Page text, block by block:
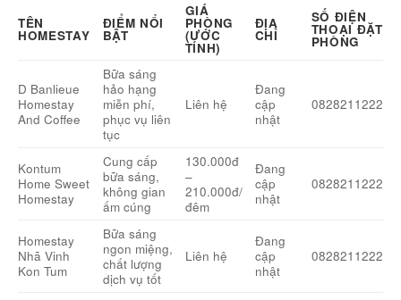
TÊN
HOMESTAY
ĐIỂM NỔI
BẬT
GIÁ
PHÒNG
(ƯỚC
TÍNH)
ĐỊA
CHỈ
SỐ ĐIỆN
THOẠI ĐẶT
PHÒNG
D Banlieue
Homestay
And Coffee
Bữa sáng
hảo hạng
miễn phí,
phục vụ liên
tục
Liên hệ
Đang
cập
nhật
0828211222
Kontum
Home Sweet
Homestay
Cung cấp
bữa sáng,
không gian
ấm cúng
130.000đ
–
210.000đ/
đêm
Đang
cập
nhật
0828211222
Homestay
Nhã Vinh
Kon Tum
Bữa sáng
ngon miệng,
chất lượng
dịch vụ tốt
Liên hệ
Đang
cập
nhật
0828211222